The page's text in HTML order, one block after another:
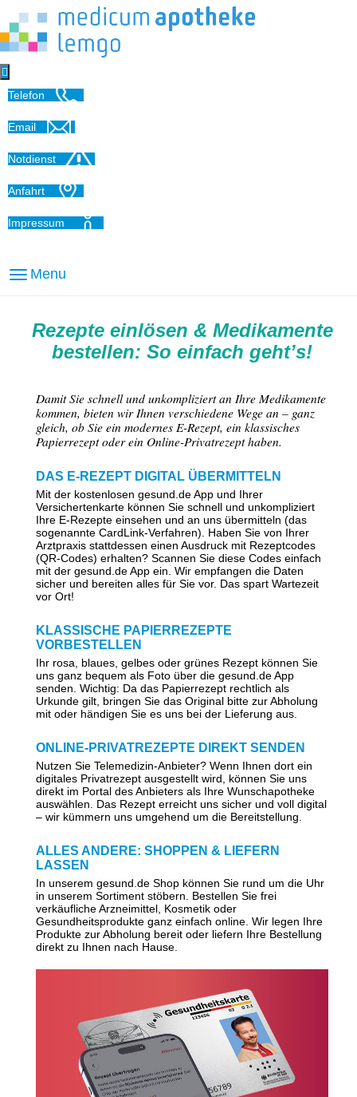

Telefon
Email
Notdienst
Anfahrt
Impressum
Menu
Rezepte einlösen & Medikamente
bestellen: So einfach geht’s!
Damit Sie schnell und unkompliziert an Ihre Medikamente
kommen, bieten wir Ihnen verschiedene Wege an – ganz
gleich, ob Sie ein modernes E-Rezept, ein klassisches
Papierrezept oder ein Online-Privatrezept haben.
DAS E-REZEPT DIGITAL ÜBERMITTELN
Mit der kostenlosen gesund.de App und Ihrer
Versichertenkarte können Sie schnell und unkompliziert
Ihre E-Rezepte einsehen und an uns übermitteln (das
sogenannte CardLink-Verfahren). Haben Sie von Ihrer
Arztpraxis stattdessen einen Ausdruck mit Rezeptcodes
(QR-Codes) erhalten? Scannen Sie diese Codes einfach
mit der gesund.de App ein. Wir empfangen die Daten
sicher und bereiten alles für Sie vor. Das spart Wartezeit
vor Ort!
KLASSISCHE PAPIERREZEPTE
VORBESTELLEN
Ihr rosa, blaues, gelbes oder grünes Rezept können Sie
uns ganz bequem als Foto über die gesund.de App
senden. Wichtig: Da das Papierrezept rechtlich als
Urkunde gilt, bringen Sie das Original bitte zur Abholung
mit oder händigen Sie es uns bei der Lieferung aus.
ONLINE-PRIVATREZEPTE DIREKT SENDEN
Nutzen Sie Telemedizin-Anbieter? Wenn Ihnen dort ein
digitales Privatrezept ausgestellt wird, können Sie uns
direkt im Portal des Anbieters als Ihre Wunschapotheke
auswählen. Das Rezept erreicht uns sicher und voll digital
– wir kümmern uns umgehend um die Bereitstellung.
ALLES ANDERE: SHOPPEN & LIEFERN
LASSEN
In unserem gesund.de Shop können Sie rund um die Uhr
in unserem Sortiment stöbern. Bestellen Sie frei
verkäufliche Arzneimittel, Kosmetik oder
Gesundheitsprodukte ganz einfach online. Wir legen Ihre
Produkte zur Abholung bereit oder liefern Ihre Bestellung
direkt zu Ihnen nach Hause.